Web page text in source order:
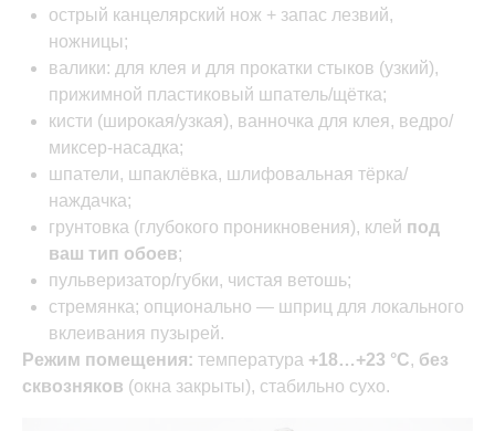
острый канцелярский нож + запас лезвий,
ножницы;
валики: для клея и для прокатки стыков (узкий),
прижимной пластиковый шпатель/щётка;
кисти (широкая/узкая), ванночка для клея, ведро/
миксер-насадка;
шпатели, шпаклёвка, шлифовальная тёрка/
наждачка;
грунтовка (глубокого проникновения), клей под
ваш тип обоев;
пульверизатор/губки, чистая ветошь;
стремянка; опционально — шприц для локального
вклеивания пузырей.
Режим помещения: температура +18…+23 °C, без
сквозняков (окна закрыты), стабильно сухо.